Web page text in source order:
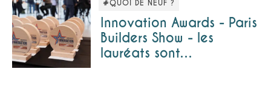
#QUOI DE NEUF ?
Innovation Awards - Paris
Builders Show - les
lauréats sont…